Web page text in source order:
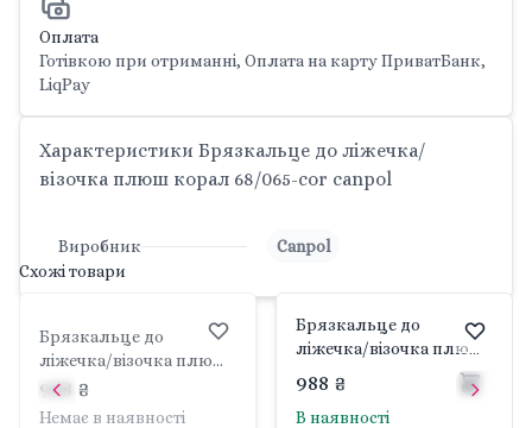
Оплата
Готівкою при отриманні, Оплата на карту ПриватБанк,
LiqPay
Характеристики Брязкальце до ліжечка/
візочка плюш корал 68/065-cor canpol
Виробник
Canpol
Схожі товари
Брязкальце до
ліжечка/візочка плюш
Довгі вуха 68/061 blu
Canpol
988 ₴
Немає в наявності
Брязкальце до
ліжечка/візочка плюш
Canpol
988 ₴
В наявності